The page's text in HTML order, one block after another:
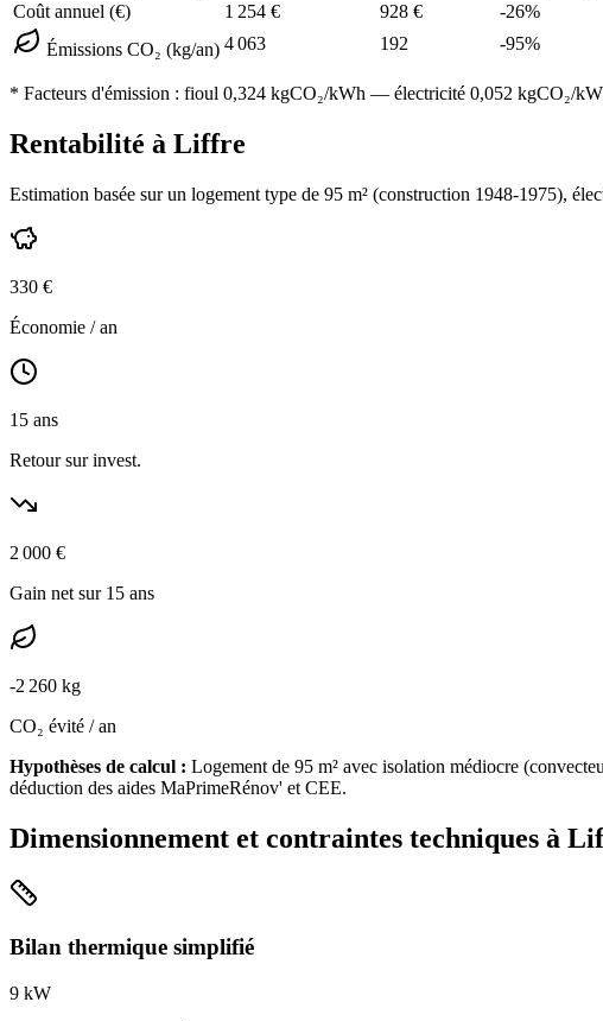
Coût annuel (€)
1 254 € 928 € -26%
Émissions CO₂ (kg/an) 4 063 192 -95%
* Facteurs d'émission : fioul 0,324 kgCO₂/kWh — électricité 0,052 kgCO₂/
Rentabilité à Liffre
Estimation basée sur un logement type de 95 m² (construction 1948-1975),
330 €
Économie / an
15 ans
Retour sur invest.
2 000 €
Gain net sur 15 ans
-2 260 kg
CO₂ évité / an
Hypothèses de calcul : Logement de 95 m² avec isolation médiocre (
déduction des aides MaPrimeRénov' et CEE.
Dimensionnement et contraintes techniques à
Bilan thermique simplifié
9 kW